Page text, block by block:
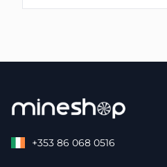
+353 86 068 0516